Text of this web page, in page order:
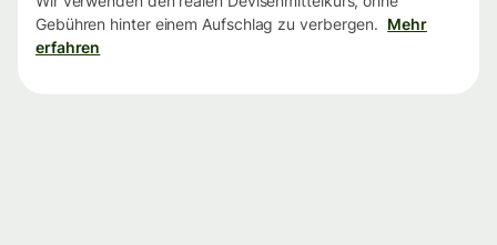
Gebühren hinter einem Aufschlag zu verbergen. Mehr
erfahren